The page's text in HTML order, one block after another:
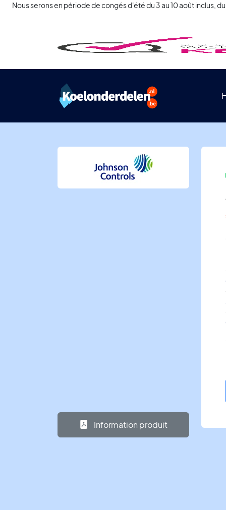
Nous serons en période de congés d'été du 3 au 10 août inclus,
Information produit